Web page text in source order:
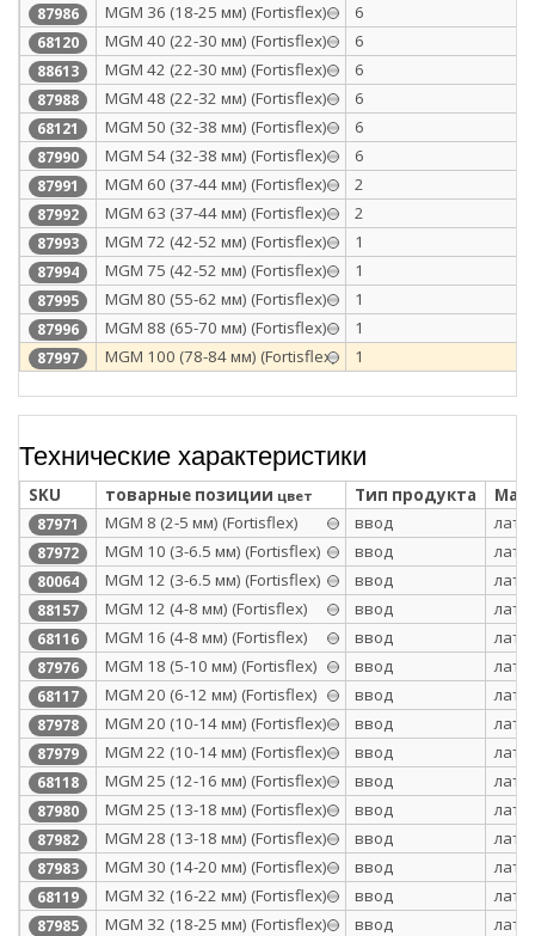
87986 МGM 36 (18-25 мм) (Fortisflex) 6
68120 MGM 40 (22-30 мм) (Fortisflex) 6
88613 МGM 42 (22-30 мм) (Fortisflex) 6
87988 МGM 48 (22-32 мм) (Fortisflex) 6
68121 MGM 50 (32-38 мм) (Fortisflex) 6
87990 МGM 54 (32-38 мм) (Fortisflex) 6
87991 МGM 60 (37-44 мм) (Fortisflex) 2
87992 МGM 63 (37-44 мм) (Fortisflex) 2
87993 МGM 72 (42-52 мм) (Fortisflex) 1
87994 МGM 75 (42-52 мм) (Fortisflex) 1
87995 МGM 80 (55-62 мм) (Fortisflex) 1
87996 МGM 88 (65-70 мм) (Fortisflex) 1
87997 МGM 100 (78-84 мм) (Fortisflex) 1
Технические характеристики
SKU товарные позиции цвет Тип продукта
87971 МGM 8 (2-5 мм) (Fortisflex) ввод
87972 МGM 10 (3-6.5 мм) (Fortisflex) ввод
80064 MGM 12 (3-6.5 мм) (Fortisflex) ввод
88157 МGM 12 (4-8 мм) (Fortisflex) ввод
68116 MGM 16 (4-8 мм) (Fortisflex) ввод
87976 МGM 18 (5-10 мм) (Fortisflex) ввод
68117 MGM 20 (6-12 мм) (Fortisflex) ввод
87978 МGM 20 (10-14 мм) (Fortisflex) ввод
87979 МGM 22 (10-14 мм) (Fortisflex) ввод
68118 MGM 25 (12-16 мм) (Fortisflex) ввод
87980 МGM 25 (13-18 мм) (Fortisflex) ввод
87982 МGM 28 (13-18 мм) (Fortisflex) ввод
87983 МGM 30 (14-20 мм) (Fortisflex) ввод
68119 MGM 32 (16-22 мм) (Fortisflex) ввод
87985 МGM 32 (18-25 мм) (Fortisflex) ввод